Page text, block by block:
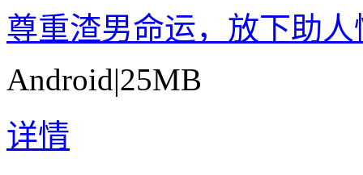
尊重渣男命运，放下助人
Android|25MB
详情